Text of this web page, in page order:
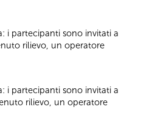
i partecipanti sono invitati a
rilievo, un operatore
i partecipanti sono invitati a
rilievo, un operatore